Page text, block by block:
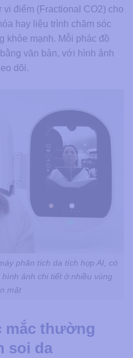
vi điểm (Fractional CO2) cho
hay liệu trình chăm sóc
khỏe mạnh. Mỗi phác đồ
văn bản, với hình ảnh
dõi.
phân tích da tích hợp AI, có
ảnh chi tiết ở nhiều vùng
mặt
mắc thường
soi da